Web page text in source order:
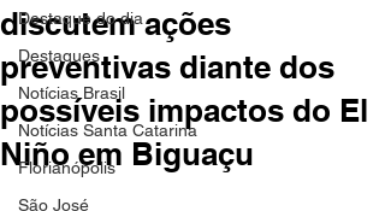
Destaque do dia
Destaques
Notícias Brasil
Notícias Santa Catarina
Florianópolis
São José
discutem ações
preventivas diante dos
possíveis impactos do El
Niño em Biguaçu